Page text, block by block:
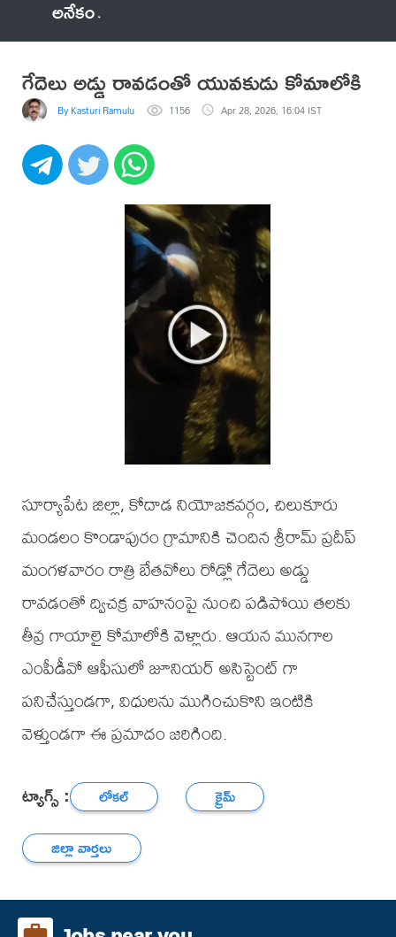
అనేకం
గేదెలు అడ్డు రావడంతో యువకుడు కోమాలోకి
By Kasturi Ramulu 1156 Apr 28, 2026, 16:04 IST
సూర్యాపేట జిల్లా, కోదాడ నియోజకవర్గం, చిలుకూరు
మండలం కొండాపురం గ్రామానికి చెందిన శ్రీరామ్ ప్రదీప్
మంగళవారం రాత్రి బేతవోలు రోడ్లో గేదెలు అడ్డు
రావడంతో ద్విచక్ర వాహనంపై నుంచి పడిపోయి తలకు
తీవ్ర గాయాలై కోమాలోకి వెళ్లారు. ఆయన మునగాల
ఎంపీడీవో ఆఫీసులో జూనియర్ అసిస్టెంట్ గా
పనిచేస్తుండగా, విధులను ముగించుకొని ఇంటికి
వెళ్తుండగా ఈ ప్రమాదం జరిగింది.
ట్యాగ్స్ : లోకల్
క్రైమ్
జిల్లా వార్తలు